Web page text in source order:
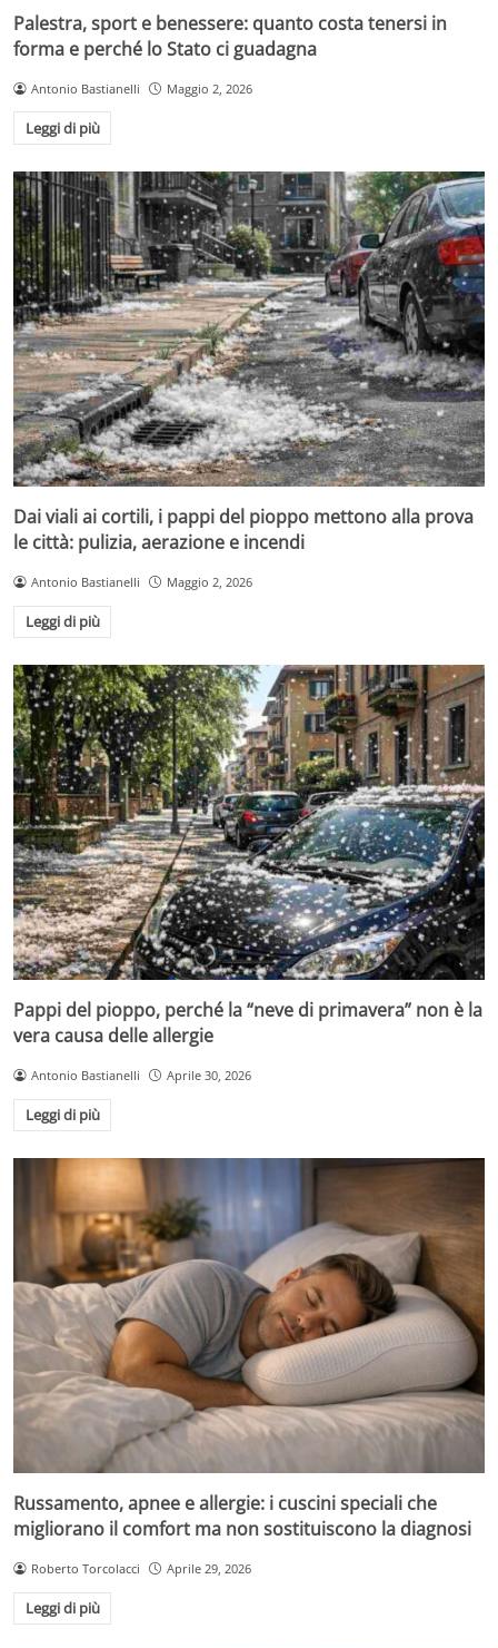
Palestra, sport e benessere: quanto costa tenersi in
forma e perché lo Stato ci guadagna
Antonio Bastianelli Maggio 2, 2026
Leggi di più
Dai viali ai cortili, i pappi del pioppo mettono alla prova
le città: pulizia, aerazione e incendi
Antonio Bastianelli Maggio 2, 2026
Leggi di più
Pappi del pioppo, perché la “neve di primavera” non è la
vera causa delle allergie
Antonio Bastianelli Aprile 30, 2026
Leggi di più
Russamento, apnee e allergie: i cuscini speciali che
migliorano il comfort ma non sostituiscono la diagnosi
Roberto Torcolacci Aprile 29, 2026
Leggi di più